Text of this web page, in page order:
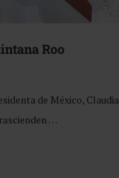
Roo
de México, Claudia
…